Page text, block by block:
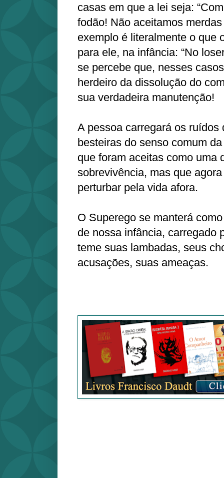
casas em que a lei seja:
fodão! Não aceitamos
exemplo é literalmente o que
para ele, na infância: “No
se percebe que, nesses
herdeiro da dissolução do
sua verdadeira manutenção!
A pessoa carregará os ruídos
besteiras do senso comum
que foram aceitas como uma
sobrevivência, mas que
perturbar pela vida afora.
O Superego se manterá
de nossa infância, carregado
teme suas lambadas, seus
acusações, suas ameaças.